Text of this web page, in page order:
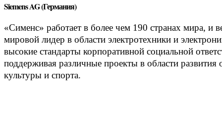
Siemens AG (Германия)
«Сименс» работает в более чем 190 странах мира, и
мировой лидер в области электротехники и
высокие стандарты корпоративной социальной
поддерживая различные проекты в области развития
культуры и спорта.